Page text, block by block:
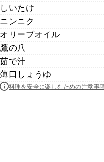
しいたけ
ニンニク
オリーブオイル
鷹の爪
茹で汁
薄口しょうゆ
料理を安全に楽しむための注意事